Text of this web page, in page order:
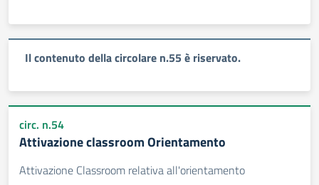
Il contenuto della circolare n.55 è riservato.
circ. n.54
Attivazione classroom Orientamento
Attivazione Classroom relativa all'orientamento